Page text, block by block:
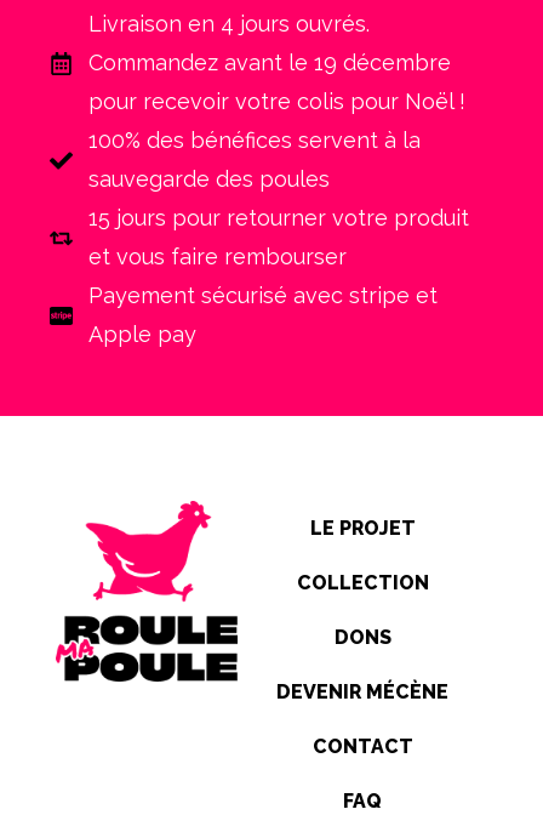
Livraison en 4 jours ouvrés.
Commandez avant le 19 décembre
pour recevoir votre colis pour Noël !
100% des bénéfices servent à la
sauvegarde des poules
15 jours pour retourner votre produit
et vous faire rembourser
Payement sécurisé avec stripe et
Apple pay
LE PROJET
COLLECTION
DONS
DEVENIR MÉCÈNE
CONTACT
FAQ